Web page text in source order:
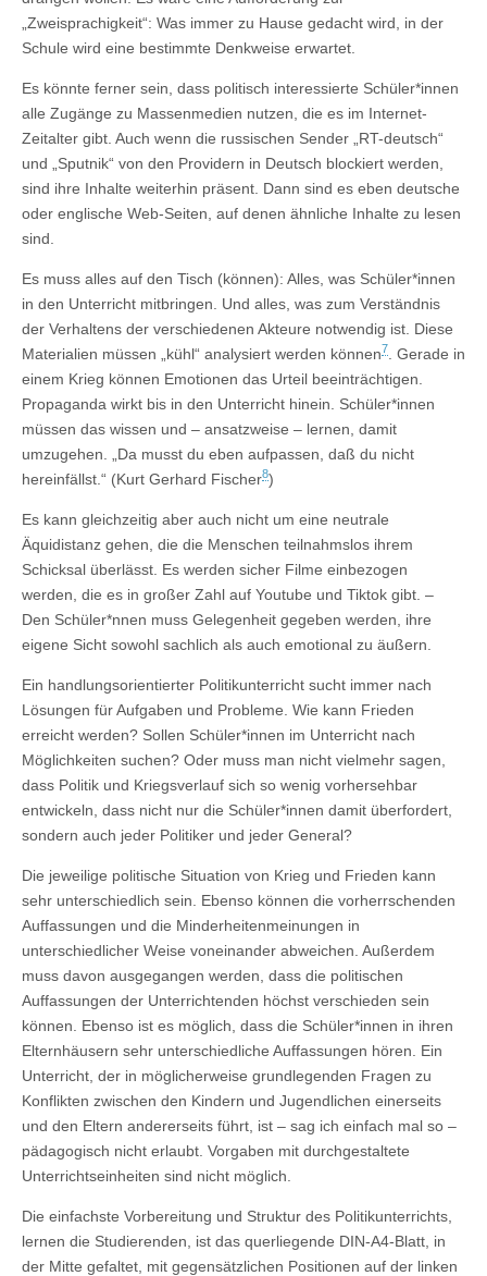
„Zweisprachigkeit“: Was immer zu Hause gedacht wird, in der
Schule wird eine bestimmte Denkweise erwartet.
Es könnte ferner sein, dass politisch interessierte Schüler*innen
alle Zugänge zu Massenmedien nutzen, die es im Internet-
Zeitalter gibt. Auch wenn die russischen Sender „RT-deutsch“
und „Sputnik“ von den Providern in Deutsch blockiert werden,
sind ihre Inhalte weiterhin präsent. Dann sind es eben deutsche
oder englische Web-Seiten, auf denen ähnliche Inhalte zu lesen
sind.
Es muss alles auf den Tisch (können): Alles, was Schüler*innen
in den Unterricht mitbringen. Und alles, was zum Verständnis
der Verhaltens der verschiedenen Akteure notwendig ist. Diese
Materialien müssen „kühl“ analysiert werden können7
. Gerade in
einem Krieg können Emotionen das Urteil beeinträchtigen.
Propaganda wirkt bis in den Unterricht hinein. Schüler*innen
müssen das wissen und – ansatzweise – lernen, damit
umzugehen. „Da musst du eben aufpassen, daß du nicht
hereinfällst.“ (Kurt Gerhard Fischer8)
Es kann gleichzeitig aber auch nicht um eine neutrale
Äquidistanz gehen, die die Menschen teilnahmslos ihrem
Schicksal überlässt. Es werden sicher Filme einbezogen
werden, die es in großer Zahl auf Youtube und Tiktok gibt. –
Den Schüler*nnen muss Gelegenheit gegeben werden, ihre
eigene Sicht sowohl sachlich als auch emotional zu äußern.
Ein handlungsorientierter Politikunterricht sucht immer nach
Lösungen für Aufgaben und Probleme. Wie kann Frieden
erreicht werden? Sollen Schüler*innen im Unterricht nach
Möglichkeiten suchen? Oder muss man nicht vielmehr sagen,
dass Politik und Kriegsverlauf sich so wenig vorhersehbar
entwickeln, dass nicht nur die Schüler*innen damit überfordert,
sondern auch jeder Politiker und jeder General?
Die jeweilige politische Situation von Krieg und Frieden kann
sehr unterschiedlich sein. Ebenso können die vorherrschenden
Auffassungen und die Minderheitenmeinungen in
unterschiedlicher Weise voneinander abweichen. Außerdem
muss davon ausgegangen werden, dass die politischen
Auffassungen der Unterrichtenden höchst verschieden sein
können. Ebenso ist es möglich, dass die Schüler*innen in ihren
Elternhäusern sehr unterschiedliche Auffassungen hören. Ein
Unterricht, der in möglicherweise grundlegenden Fragen zu
Konflikten zwischen den Kindern und Jugendlichen einerseits
und den Eltern andererseits führt, ist – sag ich einfach mal so –
pädagogisch nicht erlaubt. Vorgaben mit durchgestaltete
Unterrichtseinheiten sind nicht möglich.
Die einfachste Vorbereitung und Struktur des Politikunterrichts,
lernen die Studierenden, ist das querliegende DIN-A4-Blatt, in
der Mitte gefaltet, mit gegensätzlichen Positionen auf der linken